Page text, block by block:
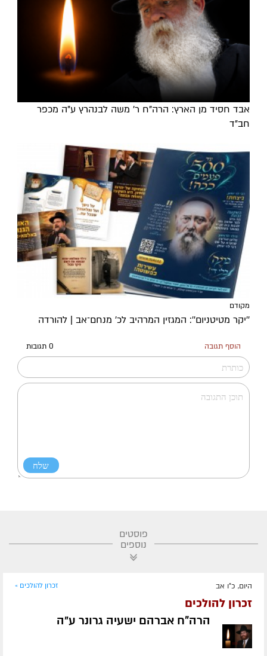
אבד חסיד מן הארץ: הרה"ח ר' משה לבנהרץ ע"ה מכפר
חב"ד
מקודם
''יקר מטיטניום'': המגזין המרהיב לכ’ מנחם־אב | להורדה
הוסף תגובה 0 תגובות
פוסטים
נוספים
היום, כ"ו אב זכרון להולכים »
זכרון להולכים
הרה"ח אברהם ישעיה גרונר ע״ה